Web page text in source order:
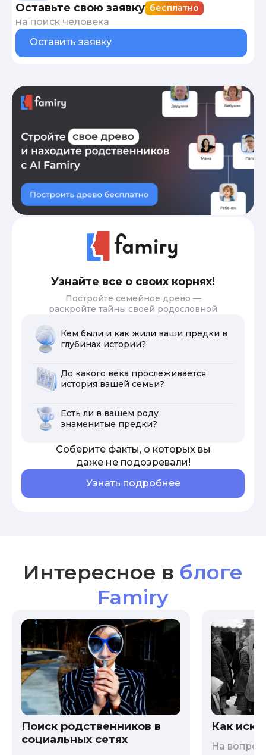
Оставьте свою заявку бесплатно
на поиск человека
Оставить заявку
Узнайте все о своих корнях!
Постройте семейное древо —
раскройте тайны своей родословной
Кем были и как жили ваши предки в
глубинах истории?
До какого века прослеживается
история вашей семьи?
Есть ли в вашем роду
знаменитые предки?
Соберите факты, о которых вы
даже не подозревали!
Узнать подробнее
Интересное в блоге
Famiry
Поиск родственников в
социальных сетях
Как
На вопрос